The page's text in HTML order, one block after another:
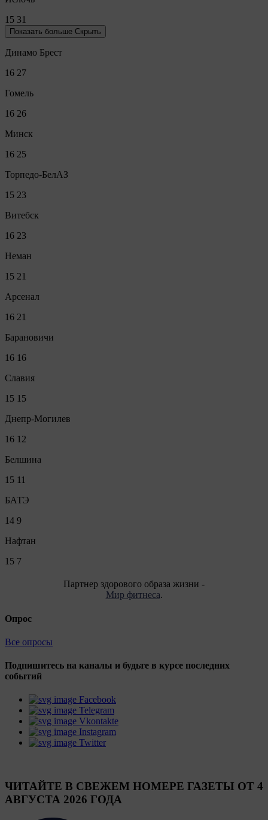
15 31
Показать больше Скрыть
Динамо Брест
16 27
Гомель
16 26
Минск
16 25
Торпедо-БелАЗ
15 23
Витебск
16 23
Неман
15 21
Арсенал
16 21
Барановичи
16 16
Славия
15 15
Днепр-Могилев
16 12
Белшина
15 11
БАТЭ
14 9
Нафтан
15 7
Партнер здорового образа жизни -
Мир фитнеса.
Опрос
Все опросы
Подпишитесь на каналы и будьте в курсе последних
событий
Facebook
Telegram
Vkontakte
Instagram
Twitter
ЧИТАЙТЕ В СВЕЖЕМ НОМЕРЕ ГАЗЕТЫ ОТ 4
АВГУСТА 2026 ГОДА